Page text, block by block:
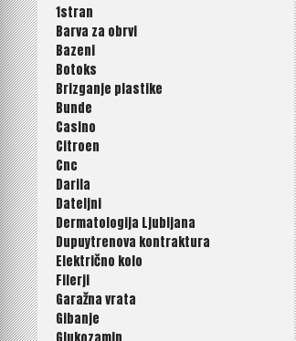
1stran
Barva za obrvi
Bazeni
Botoks
Brizganje plastike
Bunde
Casino
Citroen
Cnc
Darila
Dateljni
Dermatologija Ljubljana
Dupuytrenova kontraktura
Električno kolo
Filerji
Garažna vrata
Gibanje